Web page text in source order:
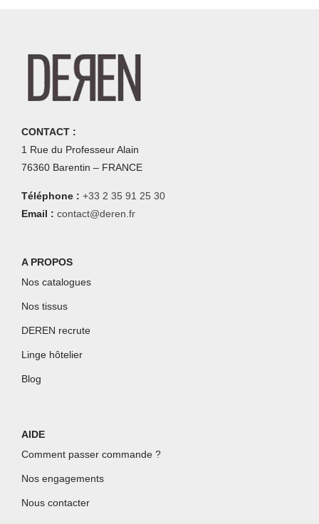
CONTACT :
1 Rue du Professeur Alain
76360 Barentin – FRANCE
Téléphone : +33 2 35 91 25 30
Email : contact@deren.fr
A PROPOS
Nos catalogues
Nos tissus
DEREN recrute
Linge hôtelier
Blog
AIDE
Comment passer commande ?
Nos engagements
Nous contacter